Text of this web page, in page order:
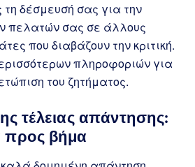
τη δέσμευσή σας για την
πελατών σας σε άλλους
που διαβάζουν την κριτική.
πληροφοριών για
του ζητήματος.
τέλειας απάντησης:
προς βήμα